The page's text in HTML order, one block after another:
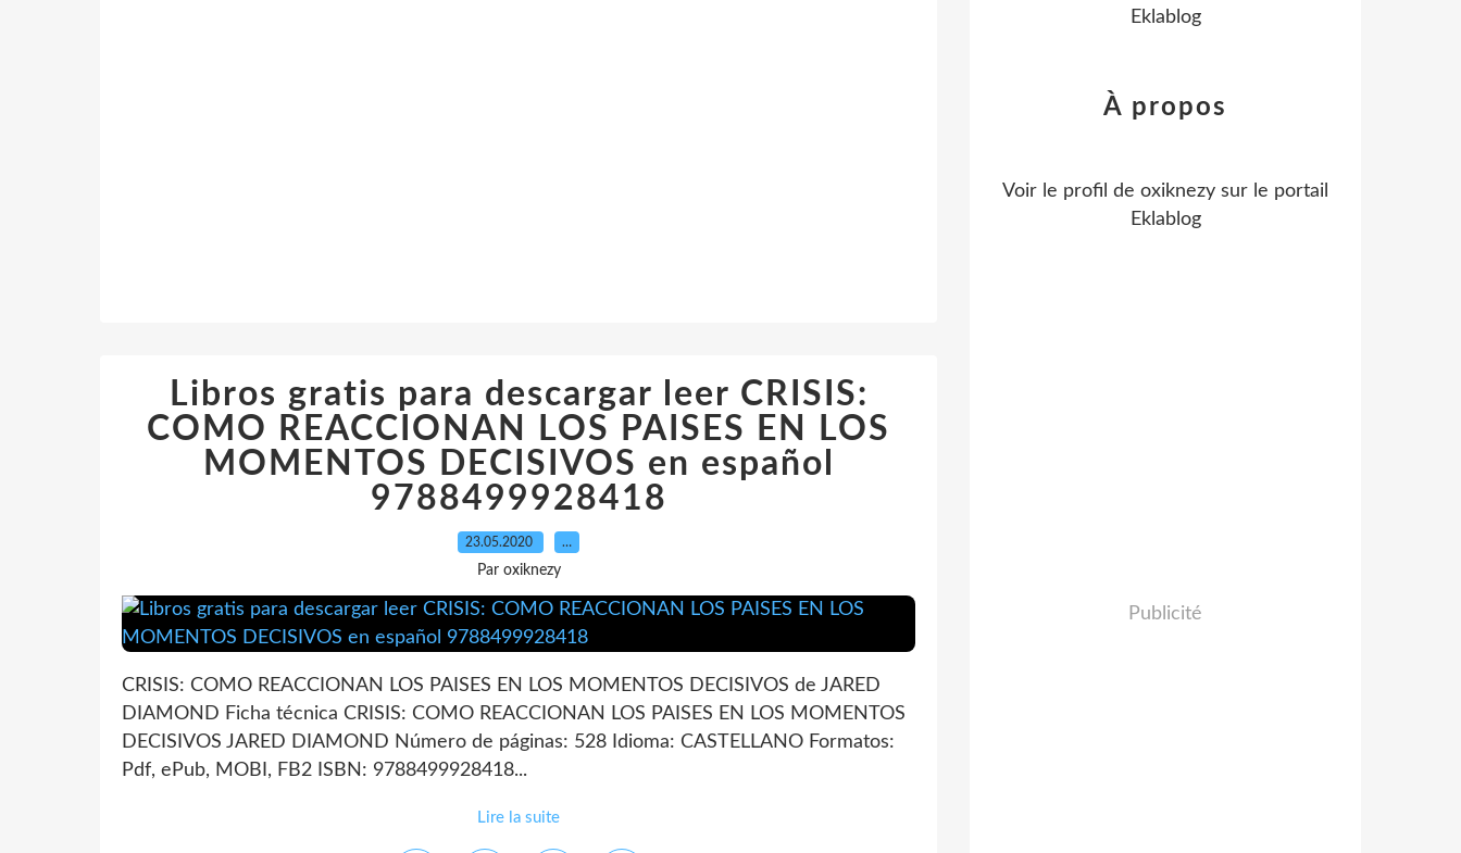
Libros gratis para descargar leer CRISIS:
COMO REACCIONAN LOS PAISES EN LOS
MOMENTOS DECISIVOS en español
9788499928418
23.05.2020 …
Par oxiknezy
CRISIS: COMO REACCIONAN LOS PAISES EN LOS MOMENTOS DECISIVOS de JARED
DIAMOND Ficha técnica CRISIS: COMO REACCIONAN LOS PAISES EN LOS MOMENTOS
DECISIVOS JARED DIAMOND Número de páginas: 528 Idioma: CASTELLANO Formatos:
Pdf, ePub, MOBI, FB2 ISBN: 9788499928418...
Lire la suite
Eklablog
À propos
Voir le profil de oxiknezy sur le portail
Eklablog
Publicité